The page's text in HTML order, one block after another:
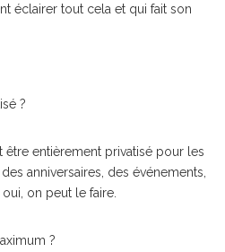
éclairer tout cela et qui fait son
?
être entièrement privatisé pour les
anniversaires, des événements,
on peut le faire.
?